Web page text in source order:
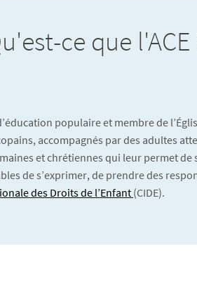
ce que l'ACE
populaire et membre de
accompagnés par des adultes
et chrétiennes qui leur permet
de s’exprimer, de prendre des
des Droits de l’Enfant (CIDE).